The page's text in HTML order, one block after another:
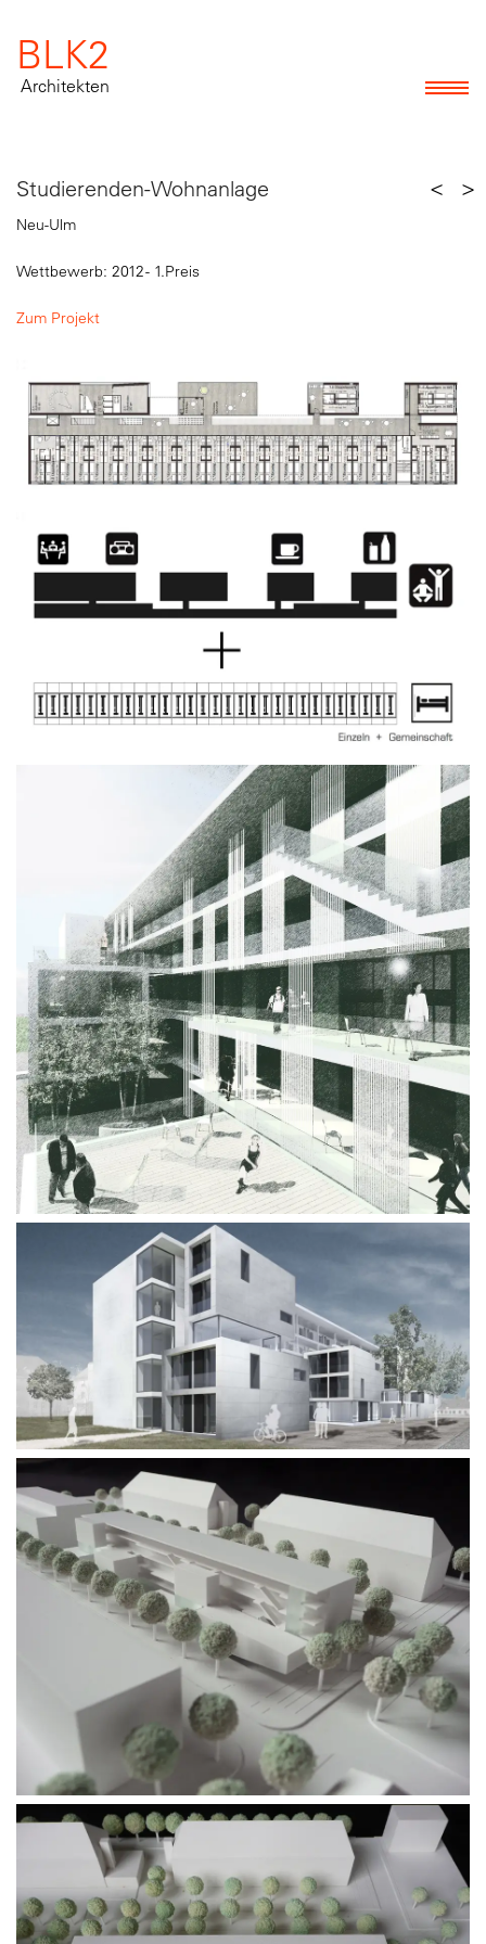
BLK2
Architekten
Studierenden-Wohnanlage
Neu-Ulm
< >
Wettbewerb: 2012 - 1.Preis
Zum Projekt